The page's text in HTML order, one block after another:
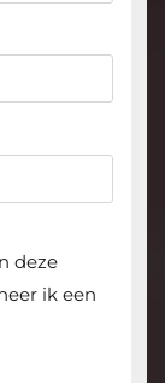
deze
ik een